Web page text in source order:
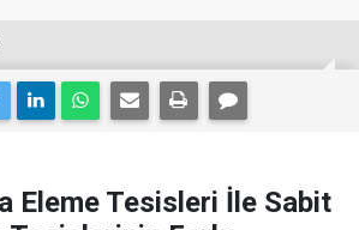
Eleme Tesisleri İle Sabit